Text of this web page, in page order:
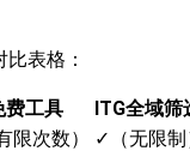
表格：
费工具
ITG全域筛
限次数）
✓（无限制